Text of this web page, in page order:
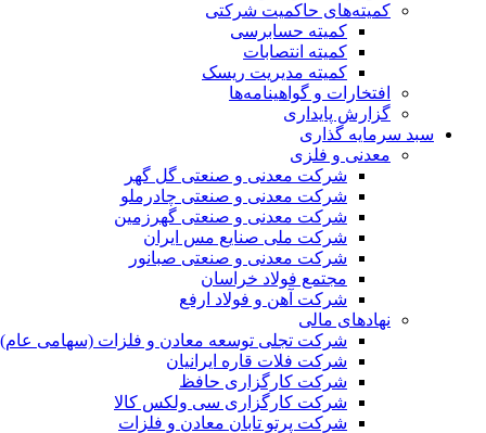
کمیته‌های حاکمیت شرکتی
کمیته حسابرسی
کمیته انتصابات
کمیته مدیریت ریسک
افتخارات و گواهینامه‌ها
گزارش پایداری
سبد سرمایه گذاری
معدنی و فلزی
شرکت معدنی و صنعتی گل گهر
شرکت معدنی و صنعتی چادرملو
شرکت معدنی و صنعتی گهرزمین
شرکت ملی صنایع مس ایران
شرکت معدنی و صنعتی صبانور
مجتمع فولاد خراسان
شرکت آهن و فولاد ارفع
نهادهای مالی
شرکت تجلی توسعه معادن و فلزات (سهامی عام)
شرکت فلات قاره ایرانیان
شرکت کارگزاری حافظ
شرکت کارگزاری سی ولکس کالا
شرکت پرتو تابان معادن و فلزات